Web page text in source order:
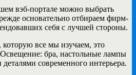
вэб-портале можно выбрать
основательно отбираем фирм-
себя с лучшей стороны.
которую все мы изучаем, это
бра, настольные лампы
современного интерьера.